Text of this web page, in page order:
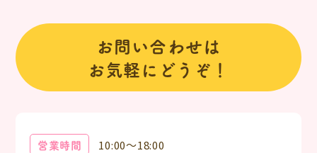
お問い合わせは
お気軽にどうぞ！
営業時間
10:00～18:00